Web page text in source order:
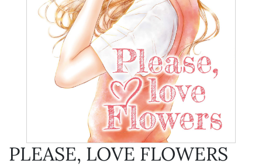
PLEASE, LOVE FLOWERS